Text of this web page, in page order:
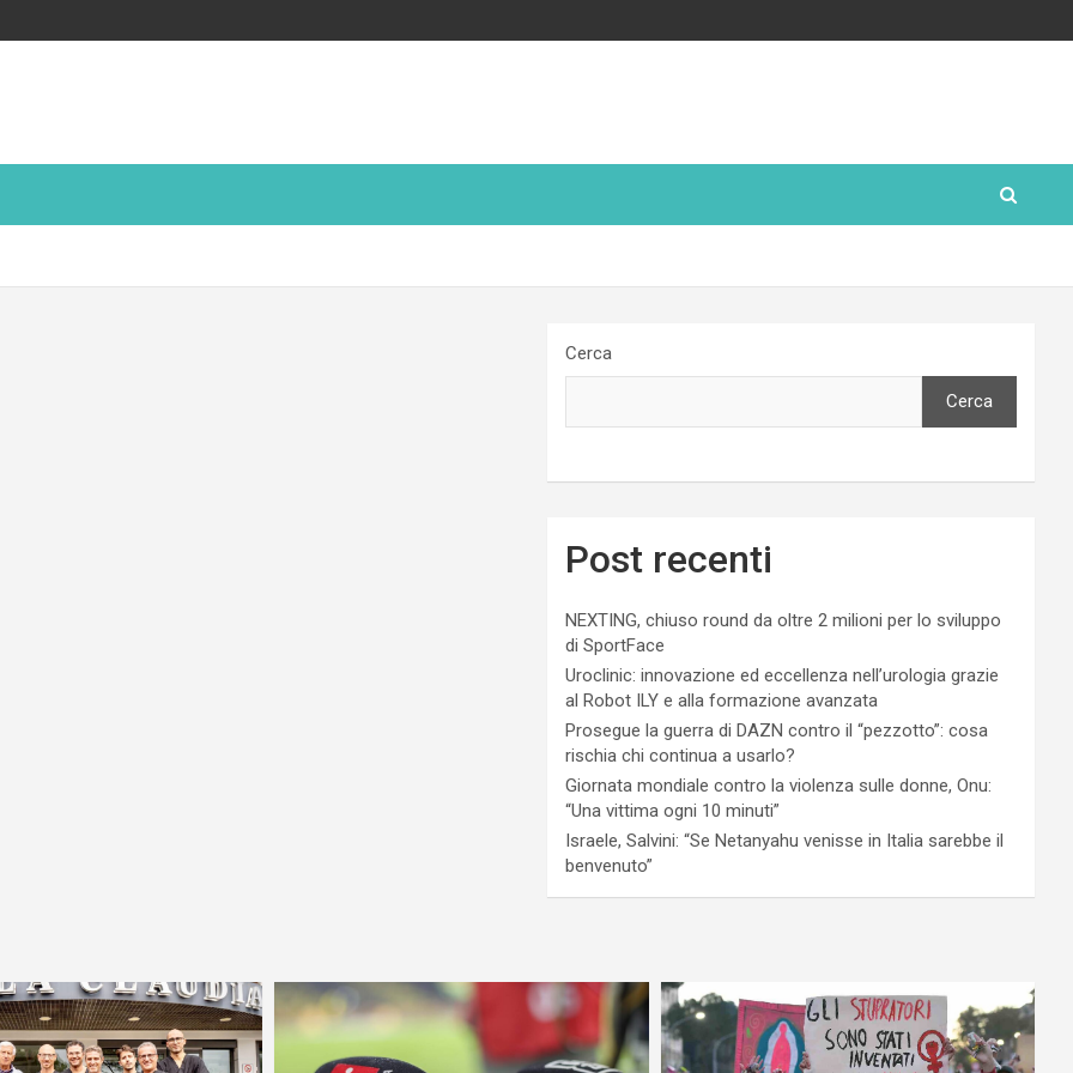
Cerca
Cerca
Post recenti
NEXTING, chiuso round da oltre 2 milioni per lo sviluppo
di SportFace
Uroclinic: innovazione ed eccellenza nell’urologia grazie
al Robot ILY e alla formazione avanzata
Prosegue la guerra di DAZN contro il “pezzotto”: cosa
rischia chi continua a usarlo?
Giornata mondiale contro la violenza sulle donne, Onu:
“Una vittima ogni 10 minuti”
Israele, Salvini: “Se Netanyahu venisse in Italia sarebbe il
benvenuto”